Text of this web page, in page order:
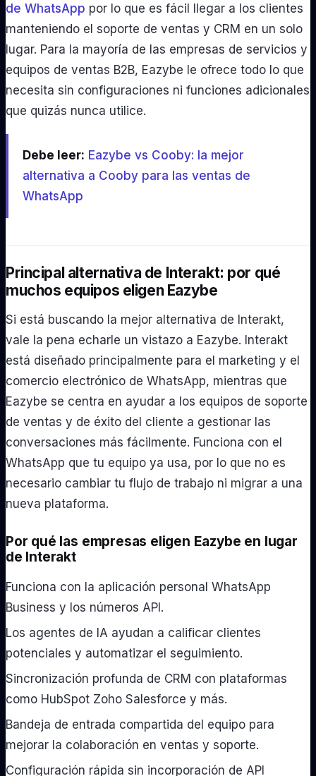
de WhatsApp por lo que es fácil llegar a los clientes
manteniendo el soporte de ventas y CRM en un solo
lugar. Para la mayoría de las empresas de servicios y
equipos de ventas B2B, Eazybe le ofrece todo lo que
necesita sin configuraciones ni funciones adicionales
que quizás nunca utilice.
Debe leer: Eazybe vs Cooby: la mejor
alternativa a Cooby para las ventas de
WhatsApp
Principal alternativa de Interakt: por qué
muchos equipos eligen Eazybe
Si está buscando la mejor alternativa de Interakt,
vale la pena echarle un vistazo a Eazybe. Interakt
está diseñado principalmente para el marketing y el
comercio electrónico de WhatsApp, mientras que
Eazybe se centra en ayudar a los equipos de soporte
de ventas y de éxito del cliente a gestionar las
conversaciones más fácilmente. Funciona con el
WhatsApp que tu equipo ya usa, por lo que no es
necesario cambiar tu flujo de trabajo ni migrar a una
nueva plataforma.
Por qué las empresas eligen Eazybe en lugar
de Interakt
Funciona con la aplicación personal WhatsApp
Business y los números API.
Los agentes de IA ayudan a calificar clientes
potenciales y automatizar el seguimiento.
Sincronización profunda de CRM con plataformas
como HubSpot Zoho Salesforce y más.
Bandeja de entrada compartida del equipo para
mejorar la colaboración en ventas y soporte.
Configuración rápida sin incorporación de API